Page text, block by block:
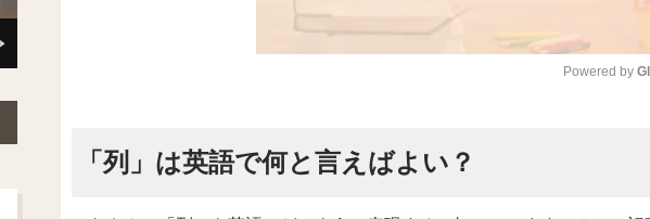
Powered by
「列」は英語で何と言えばよい？